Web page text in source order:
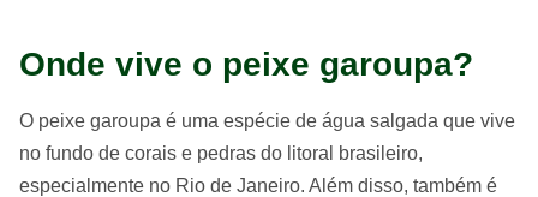
Onde vive o peixe garoupa?
O peixe garoupa é uma espécie de água salgada que vive
no fundo de corais e pedras do litoral brasileiro,
especialmente no Rio de Janeiro. Além disso, também é